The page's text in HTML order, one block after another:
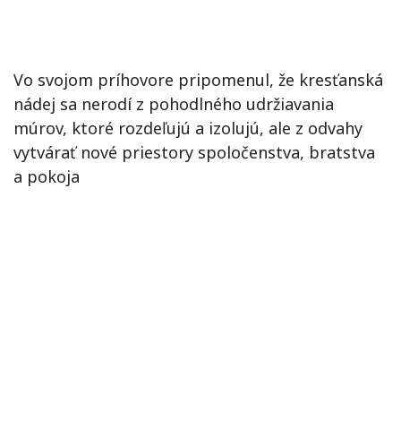
Vo svojom príhovore pripomenul, že kresťanská
nádej sa nerodí z pohodlného udržiavania
múrov, ktoré rozdeľujú a izolujú, ale z odvahy
vytvárať nové priestory spoločenstva, bratstva
a pokoja